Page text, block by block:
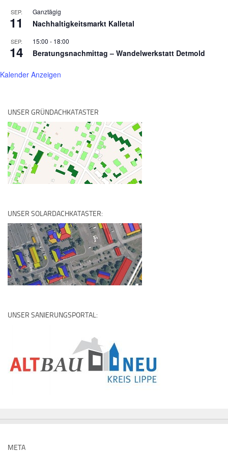
SEP.
11
Ganztägig
Nachhaltigkeitsmarkt Kalletal
SEP.
14
15:00 - 18:00
Beratungsnachmittag – Wandelwerkstatt Detmold
Kalender Anzeigen
UNSER GRÜNDACHKATASTER
UNSER SOLARDACHKATASTER:
UNSER SANIERUNGSPORTAL:
META